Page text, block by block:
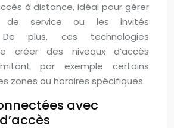
à distance, idéal pour gérer
de service ou les invités
De plus, ces technologies
créer des niveaux d’accès
par exemple certains
zones ou horaires spécifiques.
avec